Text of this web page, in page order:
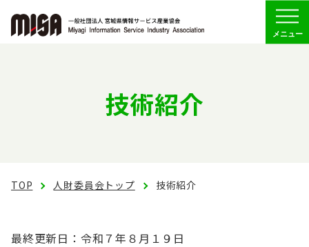
Menu
会員専用
技術紹介
TOP 人財委員会トップ 技術紹介
最終更新日：令和７年８月１９日